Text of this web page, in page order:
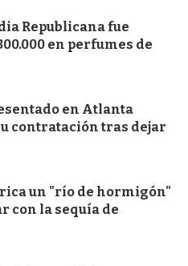
Republicana fue
en perfumes de
en Atlanta
contratación tras dejar
un "río de hormigón"
con la sequía de